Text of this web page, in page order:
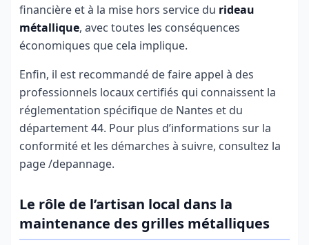
financière et à la mise hors service du rideau
métallique, avec toutes les conséquences
économiques que cela implique.
Enfin, il est recommandé de faire appel à des
professionnels locaux certifiés qui connaissent la
réglementation spécifique de Nantes et du
département 44. Pour plus d’informations sur la
conformité et les démarches à suivre, consultez la
page /depannage.
Le rôle de l’artisan local dans la
maintenance des grilles métalliques